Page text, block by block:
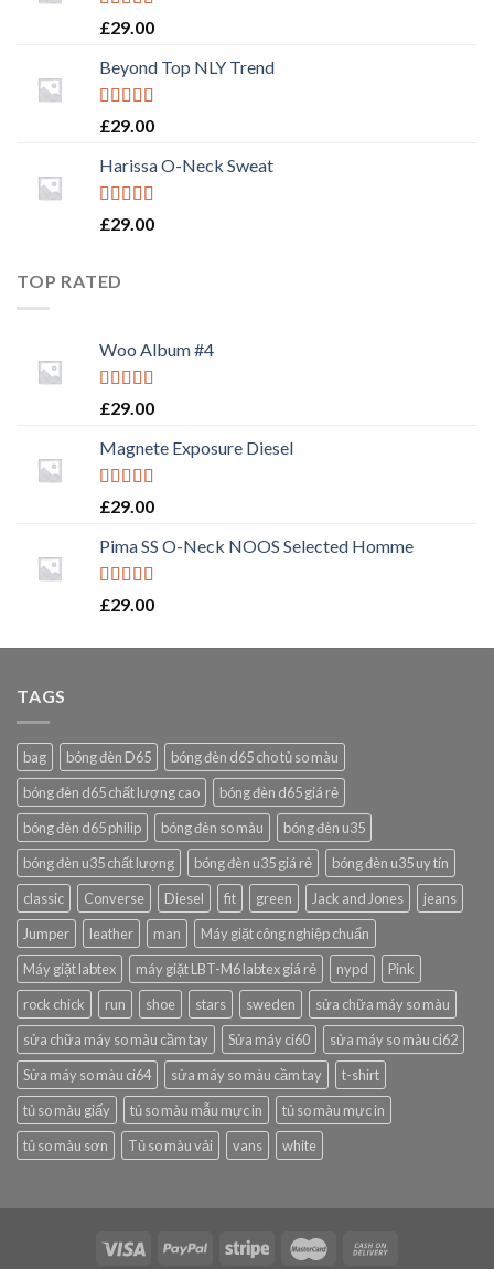
Rated5.00
£29.00
Beyond Top NLY Trend
Rated
of 5
£29.00
Harissa O-Neck Sweat
Rated4.00
£29.00
TOP RATED
Woo Album #4
Rated5.00
£29.00
Magnete Exposure Diesel
Rated5.00
£29.00
Pima SS O-Neck NOOS Selected Homme
Rated5.00
£29.00
TAGS
bag bóng đèn D65
bóng đèn d65 cho tủ so màu
bóng đèn d65 chất lượng cao
bóng đèn d65 giá rẻ
bóng đèn d65 philip
bóng đèn so màu
bóng đèn u35
bóng đèn u35 chất lượng
bóng đèn u35 giá rẻ
bóng đèn u35 uy tín
classic
Converse Diesel fit green Jack and Jones
jeans
Jumper
leather man
Máy giặt công nghiệp chuẩn
Máy giặt labtex
máy giặt LBT-M6 labtex giá rẻ nypd
Pink
rock chick
run shoe stars sweden
sửa chữa máy so màu
sửa chữa máy so màu cầm tay
Sửa máy ci60
sửa máy so màu ci62
Sửa máy so màu ci64
sửa máy so màu cầm tay
t-shirt
tủ so màu giấy
tủ so màu mẫu mực in
tủ so màu mực in
tủ so màu sơn
Tủ so màu vải vans white